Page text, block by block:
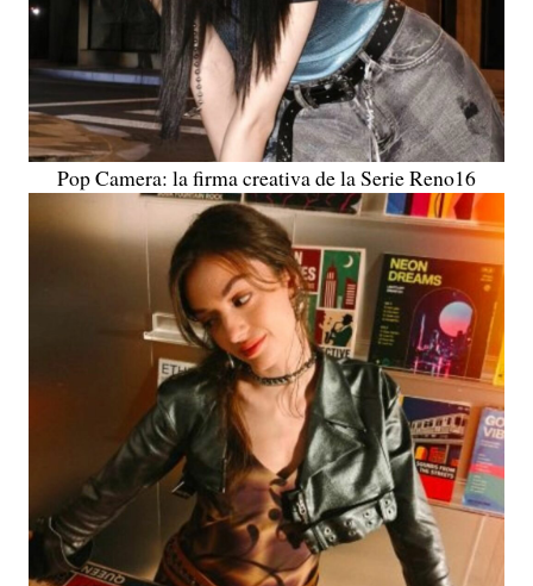
Pop Camera: la firma creativa de la Serie Reno16